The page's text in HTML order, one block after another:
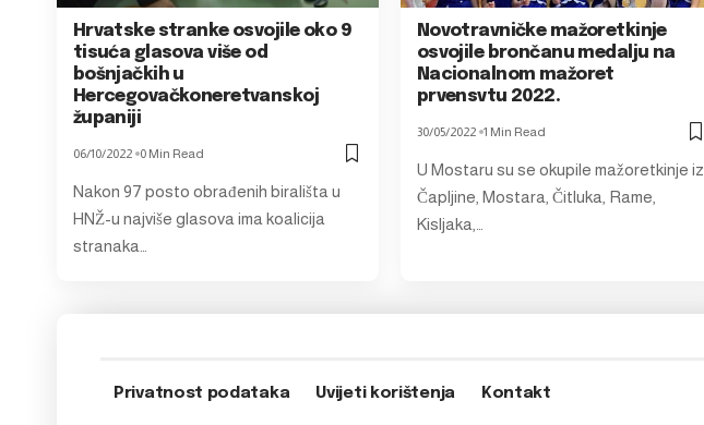
Hrvatske stranke osvojile oko 9
tisuća glasova više od
bošnjačkih u
Hercegovačkoneretvanskoj
županiji
06/10/2022 0 Min Read
Nakon 97 posto obrađenih birališta u
HNŽ-u najviše glasova ima koalicija
stranaka…
Novotravničke mažoretkinje
osvojile brončanu medalju na
Nacionalnom mažoret
prvensvtu 2022.
30/05/2022 1 Min Read
U Mostaru su se okupile mažoretkinje iz
Čapljine, Mostara, Čitluka, Rame,
Kisljaka,…
Privatnost podataka Uvijeti korištenja Kontakt